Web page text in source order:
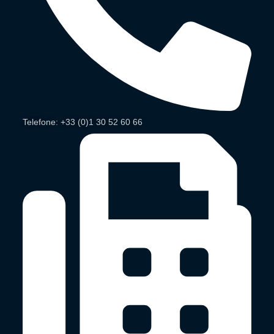
Telefone: +33 (0)1 30 52 60 66